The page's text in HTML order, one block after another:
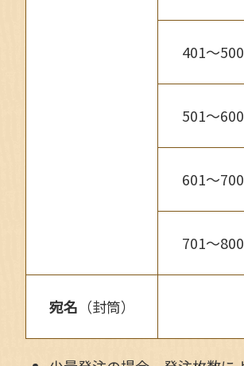
401～
501～
601～
701～
宛名 （封筒）